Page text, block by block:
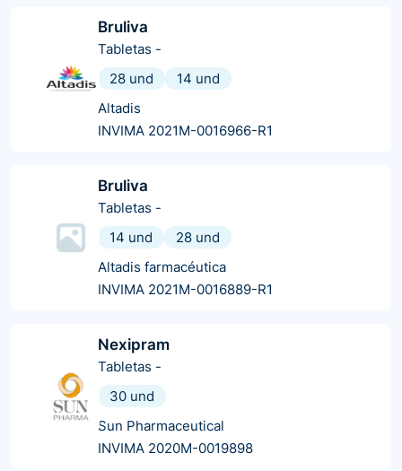
Bruliva
Tabletas -
28 und
14 und
Altadis
INVIMA 2021M-0016966-R1
Bruliva
Tabletas -
14 und
28 und
Altadis farmacéutica
INVIMA 2021M-0016889-R1
Nexipram
Tabletas -
30 und
Sun Pharmaceutical
INVIMA 2020M-0019898